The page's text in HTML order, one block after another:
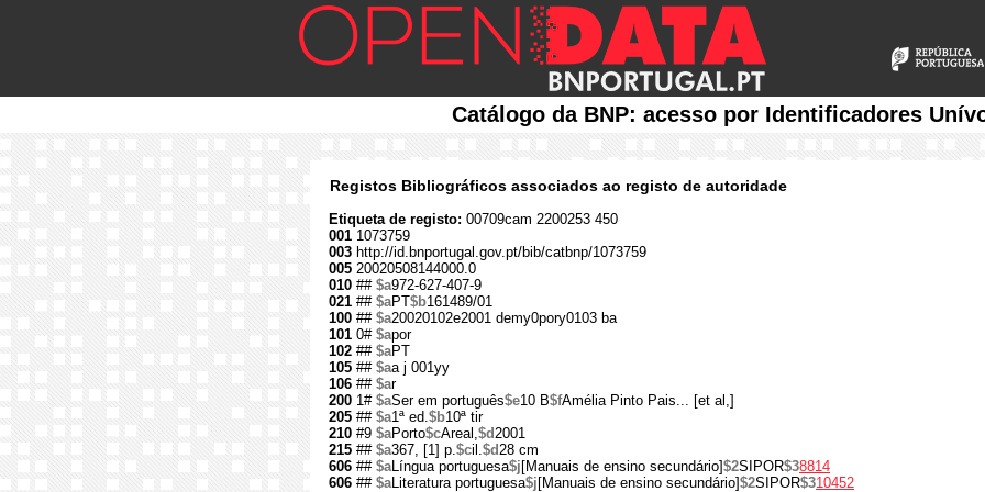
Catálogo da BNP: acesso por Identificadores
Registos Bibliográficos associados ao registo de autoridade
Etiqueta de registo: 00709cam 2200253 450
001 1073759
003 http://id.bnportugal.gov.pt/bib/catbnp/1073759
005 20020508144000.0
010 ## $a972-627-407-9
021 ## $aPT$b161489/01
100 ## $a20020102e2001 demy0pory0103 ba
101 0# $apor
102 ## $aPT
105 ## $aa j 001yy
106 ## $ar
200 1# $aSer em português$e10 B$fAmélia Pinto Pais... [et al,]
205 ## $a1ª ed.$b10ª tir
210 #9 $aPorto$cAreal,$d2001
215 ## $a367, [1] p.$cil.$d28 cm
606 ## $aLíngua portuguesa$j [Manuais de ensino secundário]$2SIPOR$38814
606 ## $aLiteratura portuguesa$j [Manuais de ensino secundário]$2SIPOR$310452